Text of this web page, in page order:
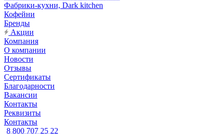
Фабрики-кухни, Dark kitchen
Кофейни
Бренды
Акции
Компания
О компании
Новости
Отзывы
Сертификаты
Благодарности
Вакансии
Контакты
Реквизиты
Контакты
8 800 707 25 22